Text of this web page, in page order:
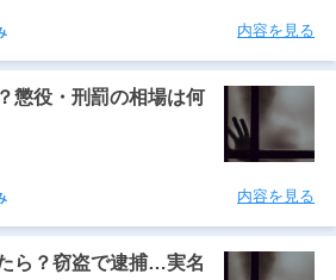
内容を見る
懲役・刑罰の相場は何
内容を見る
ら？窃盗で逮捕…実名